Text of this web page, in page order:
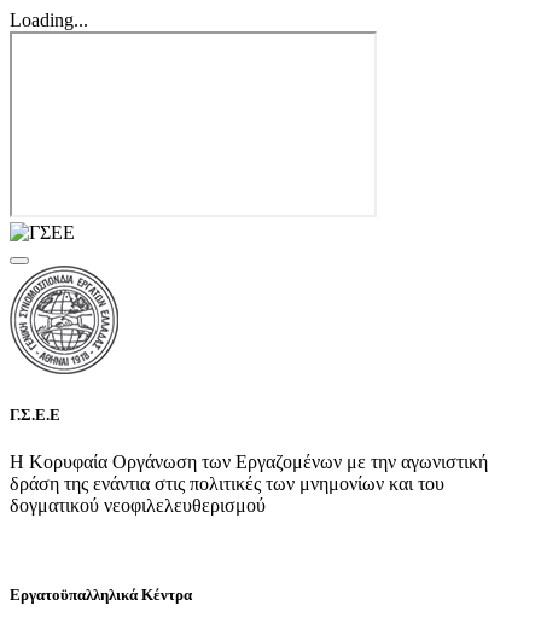
Loading...
Γ.Σ.Ε.Ε
Η Κορυφαία Οργάνωση των Εργαζομένων με την αγωνιστική
δράση της ενάντια στις πολιτικές των μνημονίων και του
δογματικού νεοφιλελευθερισμού
Εργατοϋπαλληλικά Κέντρα